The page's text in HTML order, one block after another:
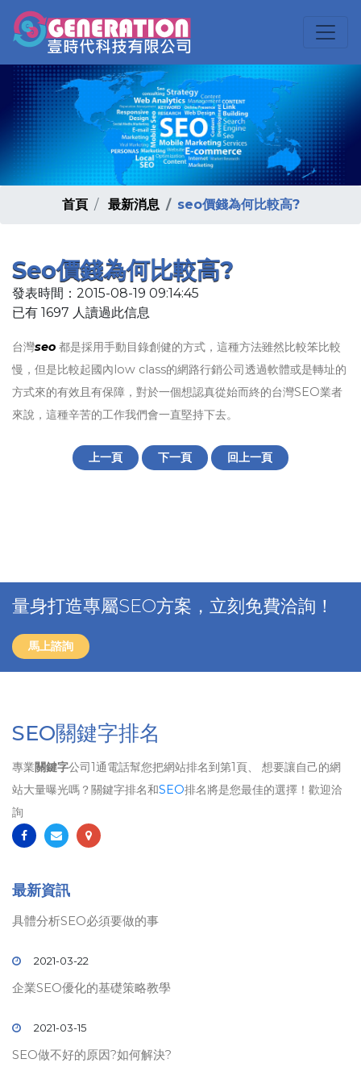
首頁 最新消息 seo價錢為何比較高?
Seo價錢為何比較高?
發表時間：2015-08-19 09:14:45
已有 1697 人讀過此信息
台灣seo 都是採用手動目錄創健的方式，這種方法雖然比較笨比較
慢，但是比較起國內low class的網路行銷公司透過軟體或是轉址的
方式來的有效且有保障，對於一個想認真從始而終的台灣SEO業者
來說，這種辛苦的工作我們會一直堅持下去。
上一頁 下一頁 回上一頁
量身打造專屬SEO方案，立刻免費洽詢！
馬上諮詢
SEO關鍵字排名
專業關鍵字公司1通電話幫您把網站排名到第1頁、 想要讓自己的網
站大量曝光嗎？關鍵字排名和SEO排名將是您最佳的選擇！歡迎洽
詢
最新資訊
具體分析SEO必須要做的事
2021-03-22
企業SEO優化的基礎策略教學
2021-03-15
SEO做不好的原因?如何解決?